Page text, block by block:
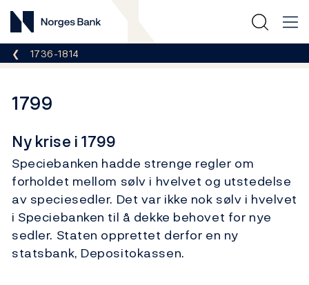
Norges Bank
Her er du nå:
1736-1814
1799
Ny krise i 1799
Speciebanken hadde strenge regler om
forholdet mellom sølv i hvelvet og utstedelse
av speciesedler. Det var ikke nok sølv i hvelvet
i Speciebanken til å dekke behovet for nye
sedler. Staten opprettet derfor en ny
statsbank, Depositokassen.